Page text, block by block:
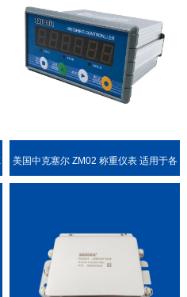
美国中克塞尔 ZM02 称重仪表 适用于各